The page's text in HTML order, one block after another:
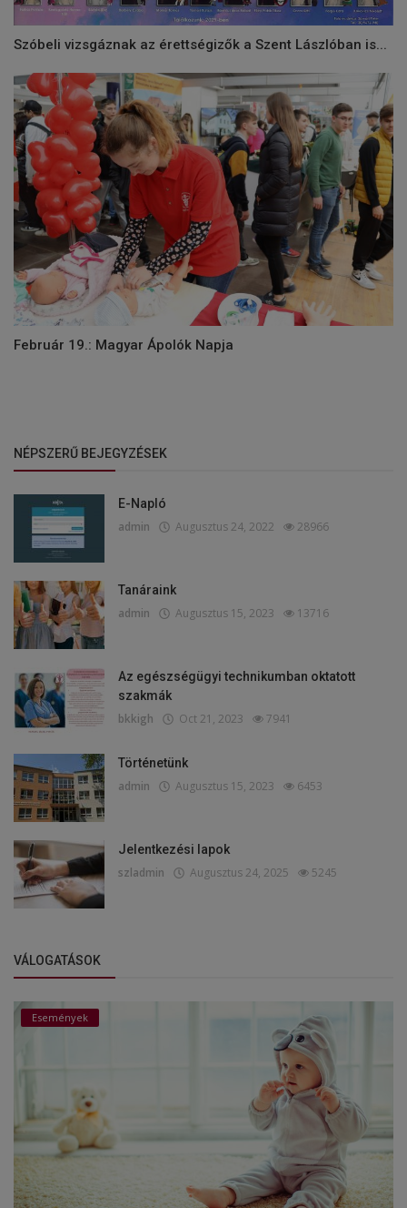
Szóbeli vizsgáznak az érettségizők a Szent Lászlóban is...
Február 19.: Magyar Ápolók Napja
NÉPSZERŰ BEJEGYZÉSEK
E-Napló
admin Augusztus 24, 2022 28966
Tanáraink
admin Augusztus 15, 2023 13716
Az egészségügyi technikumban oktatott
szakmák
bkkigh Oct 21, 2023 7941
Történetünk
admin Augusztus 15, 2023 6453
Jelentkezési lapok
szladmin Augusztus 24, 2025 5245
VÁLOGATÁSOK
Események